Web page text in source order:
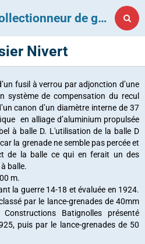
Carnets d'un collectionneur de grenades françaises
Nivert
fusil à verrou par adjonction d’une
système de compensation du recul
canon d’un diamètre interne de 37
en alliage d’aluminium propulsée
à balle D. L'utilisation de la balle D
la grenade ne semble pas percée et
de la balle ce qui en ferait un des
balle.
m.
la guerre 14-18 et évaluée en 1924.
par le lance-grenades de 40mm
Batignolles présenté
puis par le lance-grenades de 50